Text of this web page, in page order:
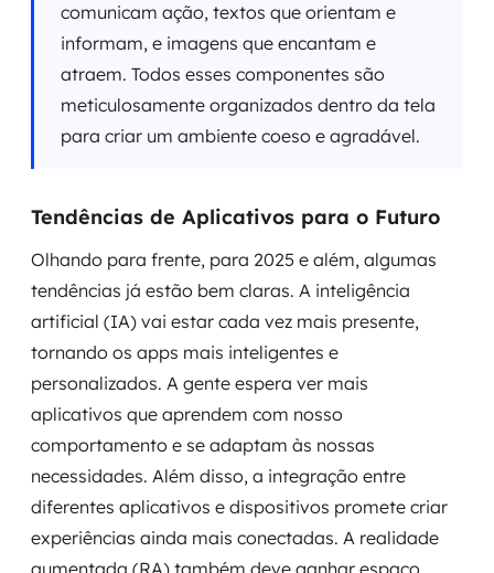
comunicam ação, textos que orientam e
informam, e imagens que encantam e
atraem. Todos esses componentes são
meticulosamente organizados dentro da tela
para criar um ambiente coeso e agradável.
Tendências de Aplicativos para o Futuro
Olhando para frente, para 2025 e além, algumas
tendências já estão bem claras. A inteligência
artificial (IA) vai estar cada vez mais presente,
tornando os apps mais inteligentes e
personalizados. A gente espera ver mais
aplicativos que aprendem com nosso
comportamento e se adaptam às nossas
necessidades. Além disso, a integração entre
diferentes aplicativos e dispositivos promete criar
experiências ainda mais conectadas. A realidade
aumentada (RA) também deve ganhar espaço,